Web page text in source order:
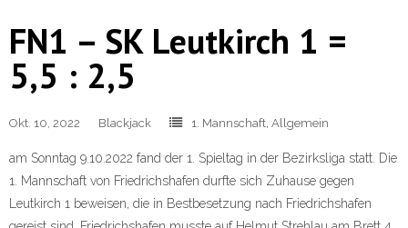
FN1 – SK Leutkirch 1 =
5,5 : 2,5
Okt. 10, 2022 Blackjack 1. Mannschaft, Allgemein
am Sonntag 9.10.2022 fand der 1. Spieltag in der Bezirksliga statt. Die
1. Mannschaft von Friedrichshafen durfte sich Zuhause gegen
Leutkirch 1 beweisen, die in Bestbesetzung nach Friedrichshafen